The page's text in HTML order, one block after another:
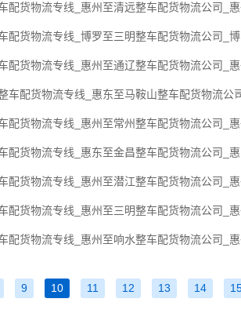
配货物流专线_惠州至清远整车配货物流公司_
配货物流专线_博罗至三明整车配货物流公司_
配货物流专线_惠州至通辽整车配货物流公司_
车配货物流专线_惠东至马鞍山整车配货物流公
配货物流专线_惠州至常州整车配货物流公司_惠
配货物流专线_惠东至金昌整车配货物流公司_
配货物流专线_惠州至潜江整车配货物流公司_
配货物流专线_惠州至三明整车配货物流公司_
配货物流专线_惠州至响水整车配货物流公司_
9 10 11 12 13 14